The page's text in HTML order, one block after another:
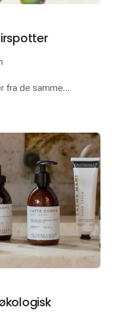
fra de samme